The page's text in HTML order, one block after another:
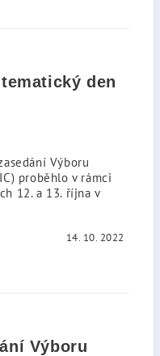
den
Výboru
proběhlo v rámci
12. a 13. října v
14. 10. 2022
Výboru